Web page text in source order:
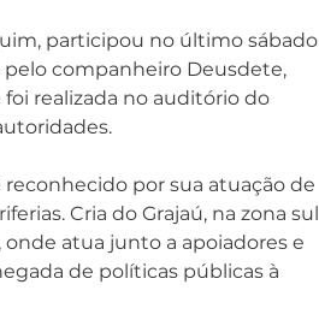
participou no último sábado
companheiro Deusdete,
realizada no auditório do
por sua atuação de
Cria do Grajaú, na zona sul
atua junto a apoiadores e
de políticas públicas à